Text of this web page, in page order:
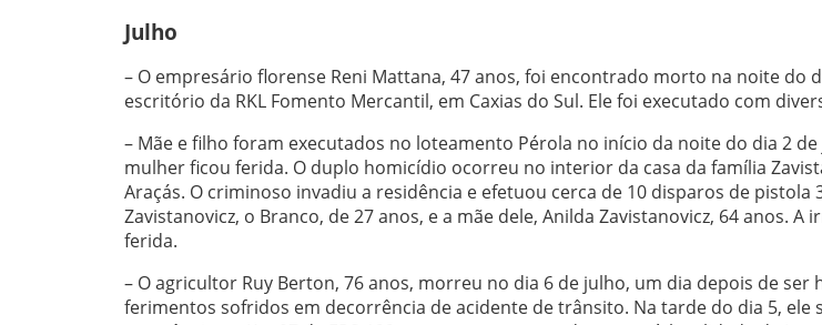
Julho
– O empresário florense Reni Mattana, 47 anos, foi encontrado morto na noite do
escritório da RKL Fomento Mercantil, em Caxias do Sul. Ele foi executado com
– Mãe e filho foram executados no loteamento Pérola no início da noite do dia 2 de
mulher ficou ferida. O duplo homicídio ocorreu no interior da casa da família
Araçás. O criminoso invadiu a residência e efetuou cerca de 10 disparos de pistola
Zavistanovicz, o Branco, de 27 anos, e a mãe dele, Anilda Zavistanovicz, 64 anos. A
ferida.
– O agricultor Ruy Berton, 76 anos, morreu no dia 6 de julho, um dia depois de ser
ferimentos sofridos em decorrência de acidente de trânsito. Na tarde do dia 5, ele